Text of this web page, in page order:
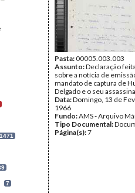
1471
7
Pasta:00005.003.003
Assunto:Declaração
sobre a notícia de
mandato de captura de
Delgado e o seu
Data:Domingo, 13 de
1966
Fundo:AMS - Arquivo
Tipo Documental:
Página(s):7